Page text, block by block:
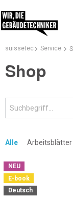
suissetec Service
Shop
Suchen
Alle Arbeitsblätter
NEU
E-book
Deutsch